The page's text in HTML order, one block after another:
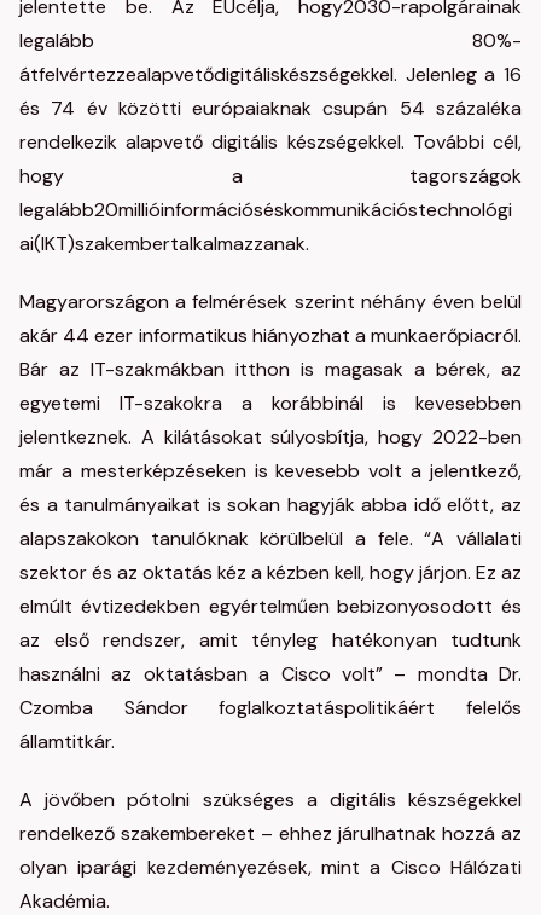
jelentette be. Az EUcélja, hogy2030-rapolgárainak
legalább 80%-
átfelvértezzealapvetődigitáliskészségekkel. Jelenleg a 16
és 74 év közötti európaiaknak csupán 54 százaléka
rendelkezik alapvető digitális készségekkel. További cél,
hogy a tagországok
legalább20millióinformációséskommunikációstechnológi
ai(IKT)szakembertalkalmazzanak.
Magyarországon a felmérések szerint néhány éven belül
akár 44 ezer informatikus hiányozhat a munkaerőpiacról.
Bár az IT-szakmákban itthon is magasak a bérek, az
egyetemi IT-szakokra a korábbinál is kevesebben
jelentkeznek. A kilátásokat súlyosbítja, hogy 2022-ben
már a mesterképzéseken is kevesebb volt a jelentkező,
és a tanulmányaikat is sokan hagyják abba idő előtt, az
alapszakokon tanulóknak körülbelül a fele. “A vállalati
szektor és az oktatás kéz a kézben kell, hogy járjon. Ez az
elmúlt évtizedekben egyértelműen bebizonyosodott és
az első rendszer, amit tényleg hatékonyan tudtunk
használni az oktatásban a Cisco volt” – mondta Dr.
Czomba Sándor foglalkoztatáspolitikáért felelős
államtitkár.
A jövőben pótolni szükséges a digitális készségekkel
rendelkező szakembereket – ehhez járulhatnak hozzá az
olyan iparági kezdeményezések, mint a Cisco Hálózati
Akadémia.